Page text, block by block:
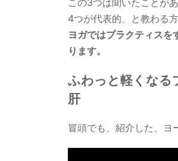
4つが代表的、と教わる
ヨガではプラクティスを
ります。
ふわっと軽くなる
肝
冒頭でも、紹介した、ヨ